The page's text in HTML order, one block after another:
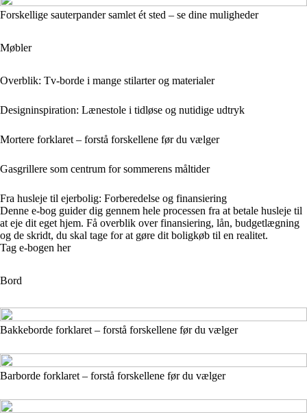
Forskellige sauterpander samlet ét sted – se dine muligheder
Møbler
Overblik: Tv-borde i mange stilarter og materialer
Designinspiration: Lænestole i tidløse og nutidige udtryk
Mortere forklaret – forstå forskellene før du vælger
Gasgrillere som centrum for sommerens måltider
Fra husleje til ejerbolig: Forberedelse og finansiering
Denne e-bog guider dig gennem hele processen fra at betale husleje til
at eje dit eget hjem. Få overblik over finansiering, lån, budgetlægning
og de skridt, du skal tage for at gøre dit boligkøb til en realitet.
Tag e-bogen her
Bord
Bakkeborde forklaret – forstå forskellene før du vælger
Barborde forklaret – forstå forskellene før du vælger